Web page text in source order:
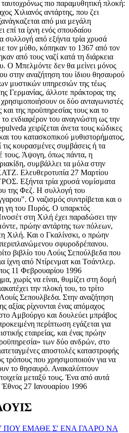
πιο παραμυθητική πλοκή:
Χιλιανός αντάρτης, που ζει
από μια μεγάλη
επί τα ίχνη ενός σπουδαίου
συλλογή από εξήντα τρία χρυσά
τον μύθο, κόπηκαν το 1367 από τον
από τους ναζί κατά τη διάρκεια
Ο Μπελμόντε δεν θα μείνει μόνος
στην αναζήτηση του ίδιου θησαυρού
μυστικών υπηρεσιών της τέως
Γερμανίας, άλλοτε πράκτορας της
οι δύο ανταγωνιστές
και της προϋπηρεσίας τους και το
το ενδιαφέρον του αναγνώστη ως την
χειρίζεται άνετα τους κώδικες
του κατασκοπικού μυθιστορήματος,
τις κουρασμένες συμβάσεις ή τα
τους. Άψογη, όπως πάντα, η
συμβάλλει τα μόλα στην
Ελευθεροτυπία 27 Μαρτίου
Εξήντα τρία χρυσά νομίσματα
της Φεζ. Η συλλογή του
Ο ναζισμός συντρίβεται και ο
γη του Πυρός. Ο υπαρκτός
στη Χιλή έχει παραδώσει την
πρώην αντάρτης των πόλεων,
Χιλή. Και ο Γκαλίνσκι, ο πρώην
σφυροδρέπανου.
βιβλίο του Λούις Σεπούλβεδα που
ίχνη από Ντίρενματ και Τσάντλερ.
11 Φεβρουαρίου 1996
να είναι, θυμίζει στη δομή
την πλοκή του, το τρίτο
Σεπουλβεδα. Στην αναζήτηση
αξίας ρίχνονται ένας απόμαχος
Αμβούργο και δουλεύει μπράβος
περίπτωση εγάζεται για
εταιρείας, και ένας πρώην
των δύο ανδρών, στο
αποστολές καταστροφής
τρόπους που χρησιμοποιούν για να
το θησαυρό. Ανακαλύπτουν
μεταξύ τους. Ένα από αυτά
Έθνος 27 Ιανουαρίου 1996